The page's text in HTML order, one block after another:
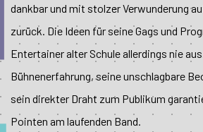
dankbar und mit stolzer Verwunderung
zurück. Die Ideen für seine Gags und
Entertainer alter Schule allerdings nie
Bühnenerfahrung, seine unschlagbare
sein direkter Draht zum Publikum
Pointen am laufenden Band.